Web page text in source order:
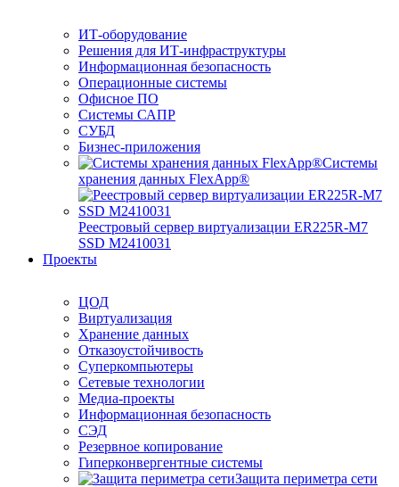
ИТ-оборудование
Решения для ИТ-инфраструктуры
Информационная безопасность
Операционные системы
Офисное ПО
Системы САПР
СУБД
Бизнес-приложения
Системы
хранения данных FlexApp®
Реестровый сервер виртуализации ER225R-M7
SSD М2410031
Проекты
ЦОД
Виртуализация
Хранение данных
Отказоустойчивость
Суперкомпьютеры
Сетевые технологии
Медиа-проекты
Информационная безопасность
СЭД
Резервное копирование
Гиперконвергентные системы
Защита периметра сети